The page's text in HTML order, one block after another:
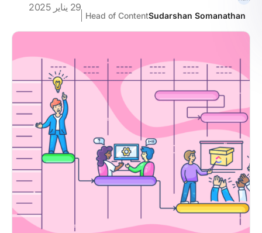
Sudarshan Somanathan
Head of Content
29 يناير 2025